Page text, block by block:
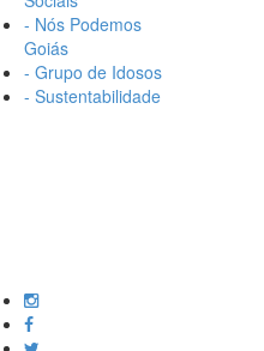
- Nós Podemos
Goiás
- Grupo de Idosos
- Sustentabilidade